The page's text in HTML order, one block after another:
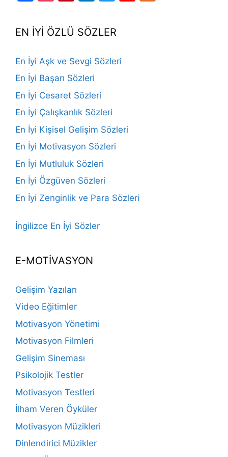
EN İYİ ÖZLÜ SÖZLER
En İyi Aşk ve Sevgi Sözleri
En İyi Başarı Sözleri
En İyi Cesaret Sözleri
En İyi Çalışkanlık Sözleri
En İyi Kişisel Gelişim Sözleri
En İyi Motivasyon Sözleri
En İyi Mutluluk Sözleri
En İyi Özgüven Sözleri
En İyi Zenginlik ve Para Sözleri
İngilizce En İyi Sözler
E-MOTİVASYON
Gelişim Yazıları
Video Eğitimler
Motivasyon Yönetimi
Motivasyon Filmleri
Gelişim Sineması
Psikolojik Testler
Motivasyon Testleri
İlham Veren Öyküler
Motivasyon Müzikleri
Dinlendirici Müzikler